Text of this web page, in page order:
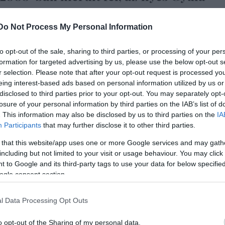
Not Process My Personal Information
opt-out of the sale, sharing to third parties, or processing of your
for targeted advertising by us, please use the below opt-out
selection. Please note that after your opt-out request is processed
interest-based ads based on personal information utilized by us
to third parties prior to your opt-out. You may separately
of your personal information by third parties on the IAB’s list of
This information may also be disclosed by us to third parties on the
Participants that may further disclose it to other third parties.
that this website/app uses one or more Google services and may
but not limited to your visit or usage behaviour. You may
to Google and its third-party tags to use your data for below
consent section.
Data Processing Opt Outs
opt-out of the Sharing of my personal data.
, a polgármesteri hivatal uniós
körüli csapat akkor kezdte el
pályázat 2010-re készült el, majd
szerződést.